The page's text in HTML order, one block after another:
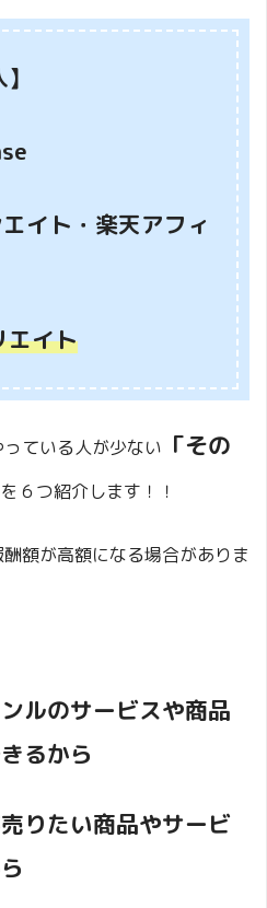
イト・楽天アフィ
イト
ている人が少ない 「その
を６つ紹介します！！
額が高額になる場合がありま
ルのサービスや商品
るから
りたい商品やサービ